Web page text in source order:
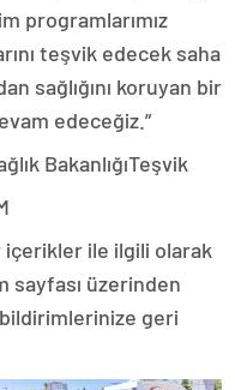
programlarımız
teşvik edecek saha
sağlığını koruyan bir
edeceğiz.”
BakanlığıTeşvik
içerikler ile ilgili olarak
sayfası üzerinden
geri